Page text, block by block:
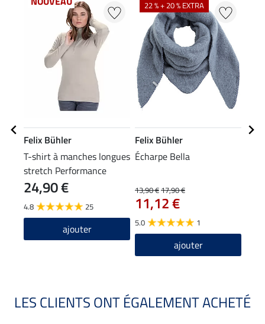
Felix Bühler
T-shirt à manches longues
stretch Performance
Frieda
24,90 €
4.8 25
ajouter
22 % + 20 % EXTRA
Felix Bühler
Écharpe Bella
13,90 €17,90 €
11,12 €
5.0 1
ajouter
LES CLIENTS ONT ÉGALEMENT ACHETÉ